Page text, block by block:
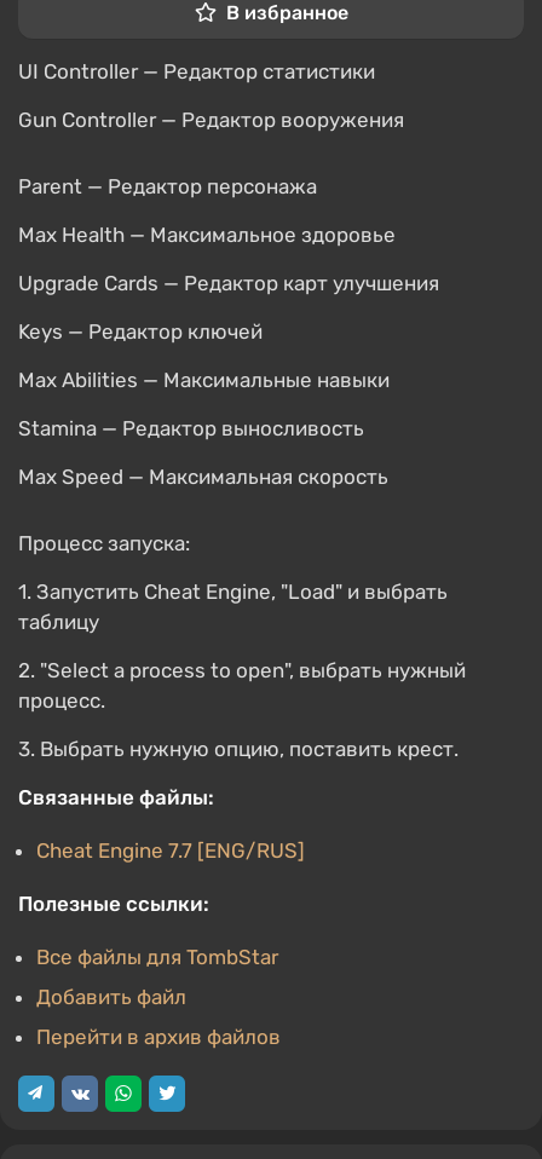
В избранное
UI Controller — Редактор статистики
Gun Controller — Редактор вооружения
Parent — Редактор персонажа
Max Health — Максимальное здоровье
Upgrade Cards — Редактор карт улучшения
Keys — Редактор ключей
Max Abilities — Максимальные навыки
Stamina — Редактор выносливость
Max Speed — Максимальная скорость
Процесс запуска:
1. Запустить Cheat Engine, "Load" и выбрать
таблицу
2. "Select a process to open", выбрать нужный
процесс.
3. Выбрать нужную опцию, поставить крест.
Связанные файлы:
Cheat Engine 7.7 [ENG/RUS]
Полезные ссылки:
Все файлы для TombStar
Добавить файл
Перейти в архив файлов